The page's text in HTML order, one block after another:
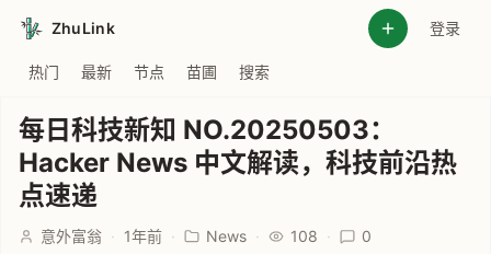
ZhuLink 登录
热门 最新 节点 苗圃 搜索
每日科技新知 NO.20250503：
Hacker News 中文解读，科技前沿热
点速递
意外富翁 · 1年前 · News · 108 · 0